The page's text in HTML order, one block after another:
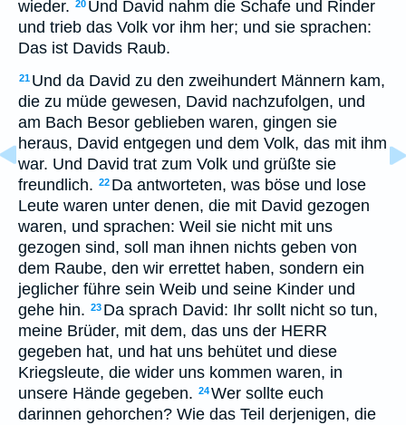
wieder. 20 Und David nahm die Schafe und Rinder
und trieb das Volk vor ihm her; und sie sprachen:
Das ist Davids Raub.
21 Und da David zu den zweihundert Männern kam,
die zu müde gewesen, David nachzufolgen, und
am Bach Besor geblieben waren, gingen sie
heraus, David entgegen und dem Volk, das mit ihm
war. Und David trat zum Volk und grüßte sie
freundlich. 22 Da antworteten, was böse und lose
Leute waren unter denen, die mit David gezogen
waren, und sprachen: Weil sie nicht mit uns
gezogen sind, soll man ihnen nichts geben von
dem Raube, den wir errettet haben, sondern ein
jeglicher führe sein Weib und seine Kinder und
gehe hin. 23 Da sprach David: Ihr sollt nicht so tun,
meine Brüder, mit dem, das uns der HERR
gegeben hat, und hat uns behütet und diese
Kriegsleute, die wider uns kommen waren, in
unsere Hände gegeben. 24Wer sollte euch
darinnen gehorchen? Wie das Teil derjenigen, die